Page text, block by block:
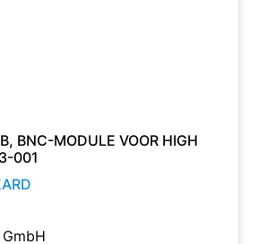
BNC-MODULE VOOR HIGH
001